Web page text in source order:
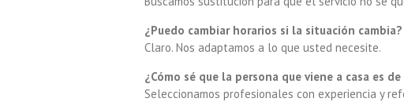
¿Puedo cambiar horarios si la situación cambia?
Claro. Nos adaptamos a lo que usted necesite.
¿Cómo sé que la persona que viene a casa es
Seleccionamos profesionales con experiencia y